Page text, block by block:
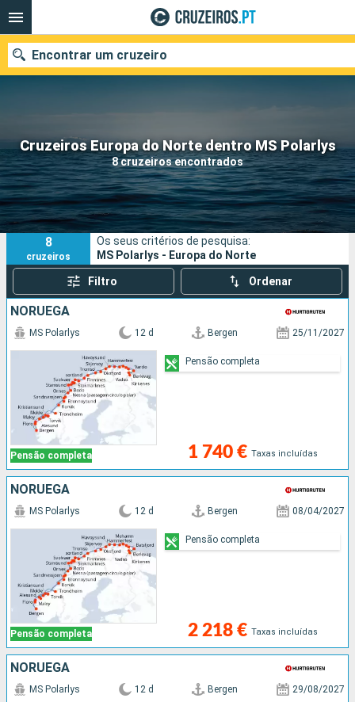
Cruzeiros Europa do Norte dentro MS Polarlys
8 cruzeiros encontrados
Encontrar um cruzeiro
Quando ir?
Data de partida
Portos Companhias
Pesquisar
8
cruzeiros
Os seus critérios de pesquisa:
MS Polarlys - Europa do Norte
Filtro Ordenar
NORUEGA
Pensão completa
MS Polarlys 12 d Bergen 25/11/2027
1 740 € Taxas incluídas
Pensão completa
NORUEGA
Pensão completa
MS Polarlys 12 d Bergen 08/04/2027
2 218 € Taxas incluídas
Pensão completa
NORUEGA
MS Polarlys 12 d Bergen 29/08/2027